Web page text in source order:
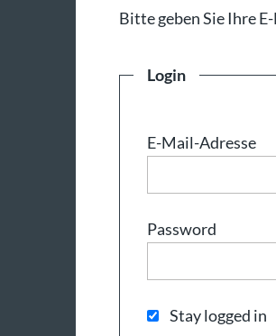
Bit­te ge­ben Sie Ih­re
Login
E-Mail-Adresse
Password
Stay logged in